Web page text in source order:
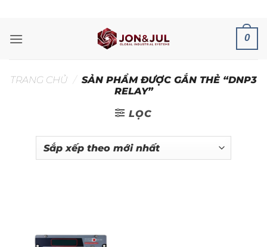
nội
0
TRANG CHỦ / SẢN PHẨM ĐƯỢC GẮN THẺ “DNP3
RELAY”
LỌC